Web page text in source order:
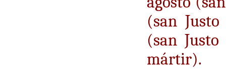
(san
(san
mártir).